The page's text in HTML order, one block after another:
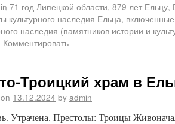
71 год Липецкой области, 879 лет Ельцу,
культурного наследия Ельца,
наследия (памятников истории и
Комментировать
Троицкий храм в
13.12.2024 by admin
Утрачена. Престолы: Троицы